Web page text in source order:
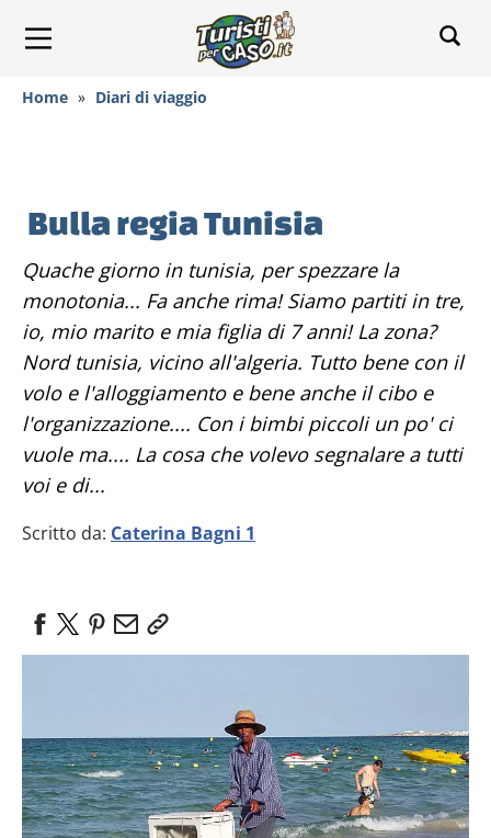
Home » Diari di viaggio
Bulla regia Tunisia
Quache giorno in tunisia, per spezzare la
monotonia... Fa anche rima! Siamo partiti in tre,
io, mio marito e mia figlia di 7 anni! La zona?
Nord tunisia, vicino all'algeria. Tutto bene con il
volo e l'alloggiamento e bene anche il cibo e
l'organizzazione.... Con i bimbi piccoli un po' ci
vuole ma.... La cosa che volevo segnalare a tutti
voi e di...
Scritto da: Caterina Bagni 1